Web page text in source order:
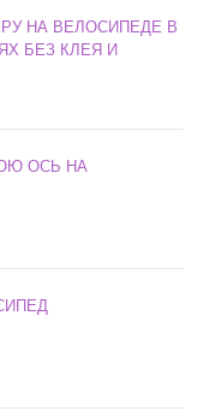
НА ВЕЛОСИПЕДЕ В
БЕЗ КЛЕЯ И
ОСЬ НА